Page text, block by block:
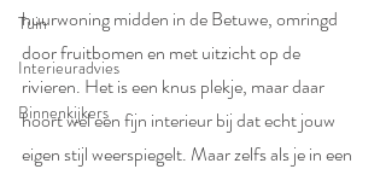
Tuin
Interieuradvies
Binnenkijkers
huurwoning midden in de Betuwe, omringd
door fruitbomen en met uitzicht op de
rivieren. Het is een knus plekje, maar daar
hoort wel een fijn interieur bij dat echt jouw
eigen stijl weerspiegelt. Maar zelfs als je in een